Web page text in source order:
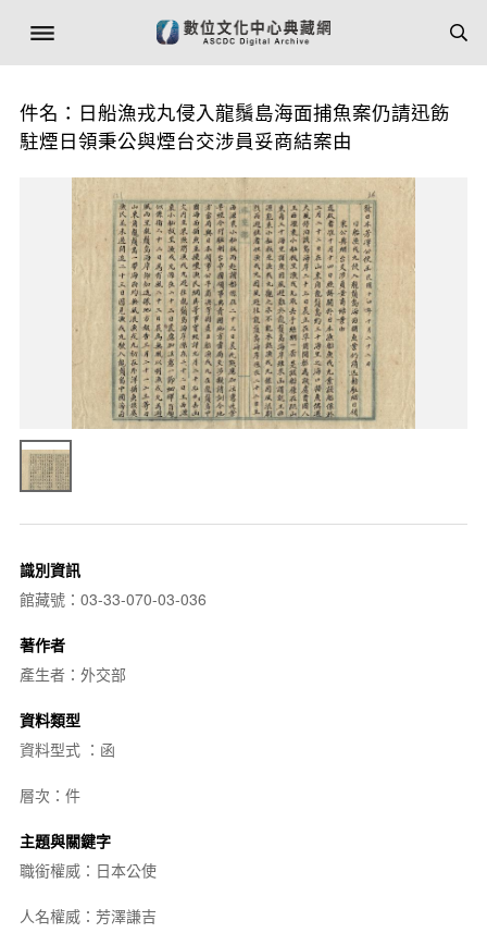
件名：日船漁戎丸侵入龍鬚島海面捕魚案仍請迅飭
駐煙日領秉公與煙台交涉員妥商結案由
識別資訊
館藏號：03-33-070-03-036
著作者
產生者：外交部
資料類型
資料型式 ：函
層次：件
主題與關鍵字
職銜權威：日本公使
人名權威：芳澤謙吉